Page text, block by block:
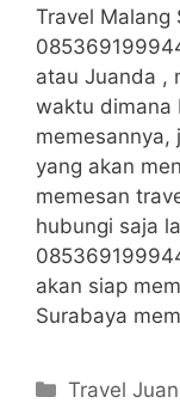
Travel Malang
atau Juanda ,
waktu dimana
memesannya,
yang akan
memesan
hubungi saja
akan siap
Surabaya
Categories
Travel